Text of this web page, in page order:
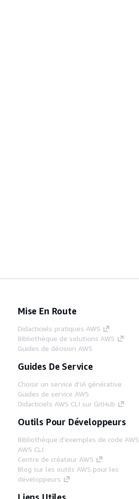
Mise En Route
Didacticiels pratiques AWS
Bibliothèque de solutions AWS
Guides de décision AWS
Guides De Service
Choisir un service d'IA générative
Guides de service AWS
Didacticiels AWS CLI sur GitHub
Outils Pour Développeurs
Bibliothèque d'exemples de code AWS
AWS CLI
Centre de créateur AWS
Blog sur les outils AWS pour les
développeurs
Liens Utiles